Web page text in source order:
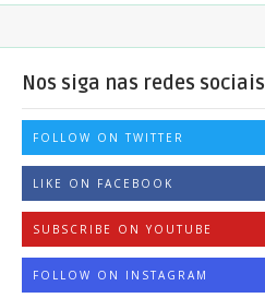
Nos siga nas redes sociais
FOLLOW ON TWITTER
LIKE ON FACEBOOK
SUBSCRIBE ON YOUTUBE
FOLLOW ON INSTAGRAM